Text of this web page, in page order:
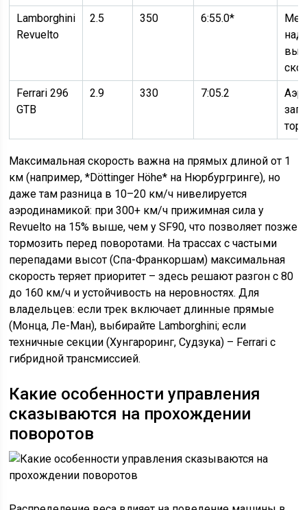
Lamborghini
Revuelto
2.5 350 6:55.0*
Ferrari 296
GTB
2.9 330 7:05.2
Максимальная скорость важна на прямых длиной от 1
км (например, *Döttinger Höhe* на Нюрбургринге), но
даже там разница в 10–20 км/ч нивелируется
аэродинамикой: при 300+ км/ч прижимная сила у
Revuelto на 15% выше, чем у SF90, что позволяет позже
тормозить перед поворотами. На трассах с частыми
перепадами высот (Спа-Франкоршам) максимальная
скорость теряет приоритет – здесь решают разгон с 80
до 160 км/ч и устойчивость на неровностях. Для
владельцев: если трек включает длинные прямые
(Монца, Ле-Ман), выбирайте Lamborghini; если
техничные секции (Хунгароринг, Судзука) – Ferrari с
гибридной трансмиссией.
Какие особенности управления
сказываются на прохождении
поворотов